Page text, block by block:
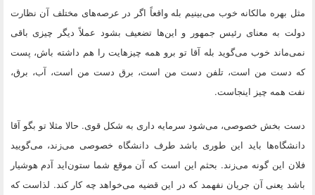
مثل بهره مالکانه خوب می‌بینیم بله واقعاً اگر در عرصه‌های مختلف آن نظارت
دولت به معنای رئیس جمهور و این‌ها تضعیف بشود عملاً دیگر چیزی باقی
نمی‌ماند خوب می‌گوید بله آقا تو برو همه چیز‌هایت را هم داشته باش، پست
که دست من است، تلفن دست من است، برق دست من است، آب، برق،
نفت همه چیز اینجاست.
دست بخش خصوصی، می‌شود سرمایه داری به شکل قوی. حالا مثلا تو بگو آقا
دانشگاه‌ها باید این طوری باشد طرف دانشگاه خصوصی می‌زند، می‌گویید
فلان این گونه می‌زند. بحثم این است که آن موقع شما ستون‌اید آدم هوشیار
باشد یعنی آن جریان نفهمد که در این قضیه می‌خواهد چه کار کند. لذاست که